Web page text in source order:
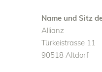
Name und Sitz
Allianz
Türkeistrasse 11
90518 Altdorf